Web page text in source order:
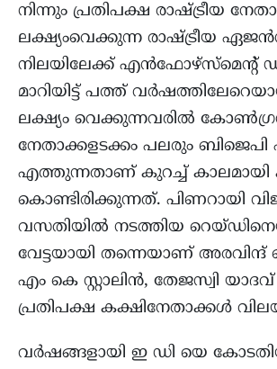
നിന്നും പ്രതിപക്ഷ രാഷ്ട്രീയ
ലക്ഷ്യംവെക്കുന്ന രാഷ്ട്രീയ
നിലയിലേക്ക് എൻഫോഴ്‌സ്‌മെന്റ്
മാറിയിട്ട് പത്ത്
ലക്ഷ്യം വെക്കുന്നവരിൽ
നേതാക്കളടക്കം പലരും
എത്തുന്നതാണ് കുറച്ച്
കൊണ്ടിരിക്കുന്നത്. പിണറായി
വസതിയിൽ നടത്തിയ
വേട്ടയായി തന്നെയാണ് അരവിന്ദ്
എം കെ സ്റ്റാലിൻ, തേജസ്വി
പ്രതിപക്ഷ കക്ഷിനേതാക്കൾ
വർഷങ്ങളായി ഇ ഡി യെ